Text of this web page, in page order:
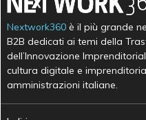
Nextwork360 è il più grande
B2B dedicati ai temi della
dell’Innovazione
cultura digitale e
amministrazioni italiane.